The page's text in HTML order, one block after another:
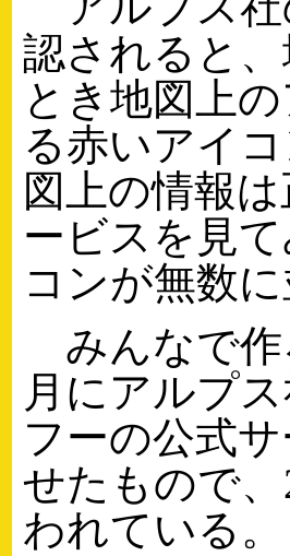
認されると
とき地図上
る赤いアイ
図上の情報
ービスを見
コンが無数
みんなで作
月にアルプ
フーの公式
せたもので
われている。